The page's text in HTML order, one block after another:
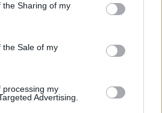
the Sharing of my
the Sale of my
processing my
Advertising.
Lijkt erg op wanneer je lange
je bloedsuikerspiegel te laag
tabletten ingenomen en dat
ik het gevoel dat ik steeds